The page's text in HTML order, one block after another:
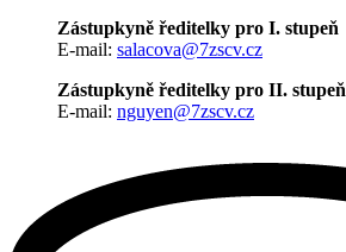
Zástupkyně ředitelky pro I. stupeň
E-mail: salacova@7zscv.cz
Zástupkyně ředitelky pro II. stupeň
E-mail: nguyen@7zscv.cz